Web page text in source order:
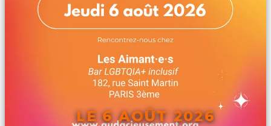
LE 6 AOÛT 2026